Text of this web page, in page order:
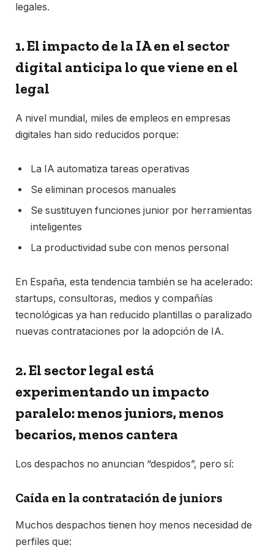
legales.
1. El impacto de la IA en el sector
digital anticipa lo que viene en el
legal
A nivel mundial, miles de empleos en empresas
digitales han sido reducidos porque:
La IA automatiza tareas operativas
Se eliminan procesos manuales
Se sustituyen funciones junior por herramientas
inteligentes
La productividad sube con menos personal
En España, esta tendencia también se ha acelerado:
startups, consultoras, medios y compañías
tecnológicas ya han reducido plantillas o paralizado
nuevas contrataciones por la adopción de IA.
2. El sector legal está
experimentando un impacto
paralelo: menos juniors, menos
becarios, menos cantera
Los despachos no anuncian “despidos”, pero sí:
Caída en la contratación de juniors
Muchos despachos tienen hoy menos necesidad de
perfiles que: